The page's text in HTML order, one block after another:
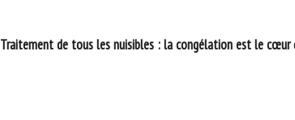
Traitement de tous les nuisibles : la congélation est le